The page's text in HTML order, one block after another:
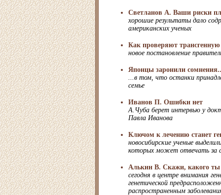
Светланов А. Ваши риски
хорошие результаты дало
американских ученых
Как проверяют
новое постановление
Японцы заронили
...в том, что останки
семье
Иванов П. Ошибки нет
А.Чуба берет интервью у
Павла Иванова
Ключом к лечению станет
новосибирские ученые
которых может отвечать за
Алькин В. Скажи, какого ты
сегодня в центре внимания
генетической
распространенным